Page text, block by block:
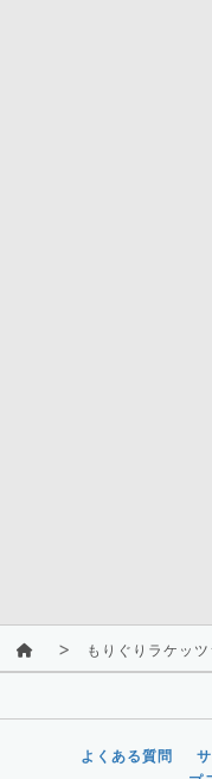
もりぐりラケッ
よくある質問